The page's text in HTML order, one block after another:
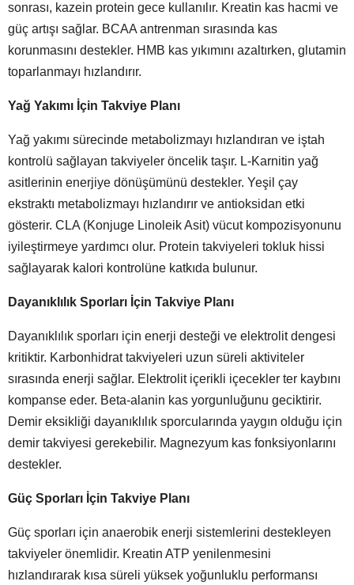
sonrası, kazein protein gece kullanılır. Kreatin kas hacmi ve
güç artışı sağlar. BCAA antrenman sırasında kas
korunmasını destekler. HMB kas yıkımını azaltırken, glutamin
toparlanmayı hızlandırır.
Yağ Yakımı İçin Takviye Planı
Yağ yakımı sürecinde metabolizmayı hızlandıran ve iştah
kontrolü sağlayan takviyeler öncelik taşır. L-Karnitin yağ
asitlerinin enerjiye dönüşümünü destekler. Yeşil çay
ekstraktı metabolizmayı hızlandırır ve antioksidan etki
gösterir. CLA (Konjuge Linoleik Asit) vücut kompozisyonunu
iyileştirmeye yardımcı olur. Protein takviyeleri tokluk hissi
sağlayarak kalori kontrolüne katkıda bulunur.
Dayanıklılık Sporları İçin Takviye Planı
Dayanıklılık sporları için enerji desteği ve elektrolit dengesi
kritiktir. Karbonhidrat takviyeleri uzun süreli aktiviteler
sırasında enerji sağlar. Elektrolit içerikli içecekler ter kaybını
kompanse eder. Beta-alanin kas yorgunluğunu geciktirir.
Demir eksikliği dayanıklılık sporcularında yaygın olduğu için
demir takviyesi gerekebilir. Magnezyum kas fonksiyonlarını
destekler.
Güç Sporları İçin Takviye Planı
Güç sporları için anaerobik enerji sistemlerini destekleyen
takviyeler önemlidir. Kreatin ATP yenilenmesini
hızlandırarak kısa süreli yüksek yoğunluklu performansı